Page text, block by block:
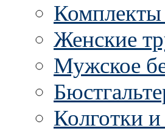
Комплекты
Женские
Мужское
Колготки